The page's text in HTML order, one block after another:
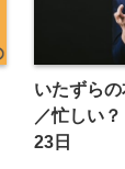
いたずら
／忙しい
23日